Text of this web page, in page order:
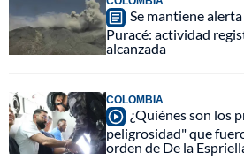
Se mantiene
Puracé: actividad
alcanzada
COLOMBIA
¿Quiénes son los
peligrosidad" que
orden de De la